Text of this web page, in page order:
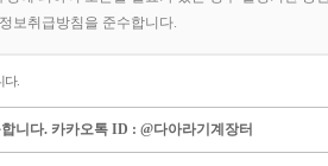
보취급방침을 준수합니다.
다.
니다. 카카오톡 ID : @다아라기계장터